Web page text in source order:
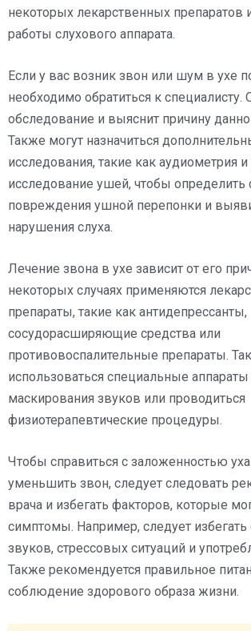
некоторых лекарственных препаратов
работы слухового аппарата.
Если у вас возник звон или шум в ухе
необходимо обратиться к специалисту.
обследование и выяснит причину
Также могут назначиться
исследования, такие как аудиометрия
исследование ушей, чтобы определить
повреждения ушной перепонки и
нарушения слуха.
Лечение звона в ухе зависит от его
некоторых случаях применяются
препараты, такие как антидепрессанты,
сосудорасширяющие средства или
противовоспалительные препараты.
использоваться специальные аппараты
маскирования звуков или проводиться
физиотерапевтические процедуры.
Чтобы справиться с заложенностью уха
уменьшить звон, следует следовать
врача и избегать факторов, которые
симптомы. Например, следует
звуков, стрессовых ситуаций и
Также рекомендуется правильное
соблюдение здорового образа жизни.